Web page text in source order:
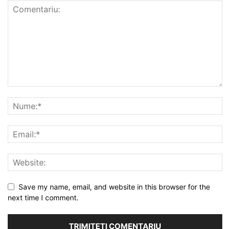
Save my name, email, and website in this browser for the
next time I comment.